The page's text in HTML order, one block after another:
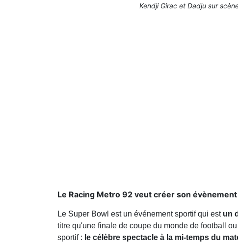
Kendji Girac et Dadju sur
Le Racing Metro 92 veut créer son
Le Super Bowl est un événement sportif qui est un
titre qu'une finale de coupe du monde de football
sportif : le célèbre spectacle à la mi-temps du